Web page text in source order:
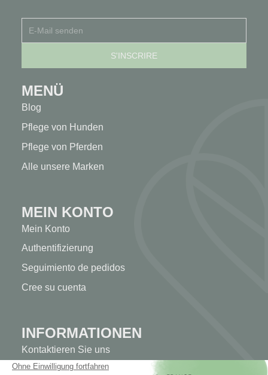
MENÜ
Blog
Pflege von Hunden
Pflege von Pferden
Alle unsere Marken
MEIN KONTO
Mein Konto
Authentifizierung
Seguimiento de pedidos
Cree su cuenta
INFORMATIONEN
Kontaktieren Sie uns
Sitemap